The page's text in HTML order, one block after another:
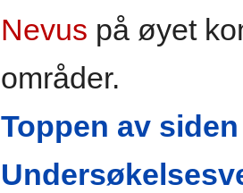
Nevus på øyet
områder.
Toppen av siden